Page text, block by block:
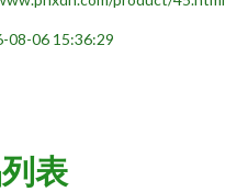
08-06 15:36:29
表